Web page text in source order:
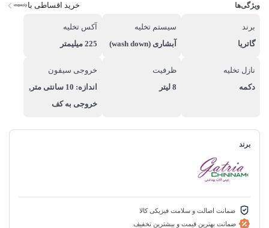
ویژگی‌ها خرید اقساطی با
برند
گاتریا
سیستم تخلیه
آبشاری (wash down)
آکس تخلیه
225 میلیمتر
نازل تخلیه
دکمه
ظرفیت
8 لیتر
خروجی سیفون
اندازه: 10 سانتی متر,
خروجی به کف
برند
ضمانت اصالت و سلامت فیزیکی کالا
ضمانت بهترین قیمت و بیشترین تخفیف